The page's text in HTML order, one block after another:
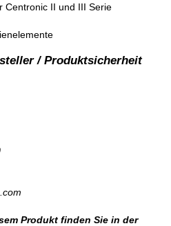
II und III Serie
Produkt finden Sie in der